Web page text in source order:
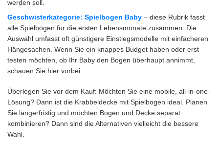
werden soll.
Geschwisterkategorie: Spielbogen Baby – diese Rubrik fasst
alle Spielbögen für die ersten Lebensmonate zusammen. Die
Auswahl umfasst oft günstigere Einstiegsmodelle mit einfacheren
Hängesachen. Wenn Sie ein knappes Budget haben oder erst
testen möchten, ob Ihr Baby den Bogen überhaupt annimmt,
schauen Sie hier vorbei.
Überlegen Sie vor dem Kauf: Möchten Sie eine mobile, all-in-one-
Lösung? Dann ist die Krabbeldecke mit Spielbogen ideal. Planen
Sie längerfristig und möchten Bogen und Decke separat
kombinieren? Dann sind die Alternativen vielleicht die bessere
Wahl.